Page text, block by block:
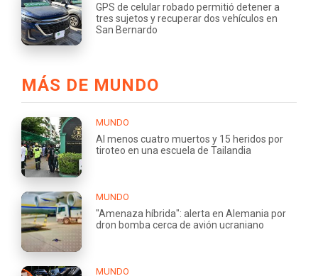
GPS de celular robado permitió detener a
tres sujetos y recuperar dos vehículos en
San Bernardo
MÁS DE MUNDO
MUNDO
Al menos cuatro muertos y 15 heridos por
tiroteo en una escuela de Tailandia
MUNDO
"Amenaza híbrida": alerta en Alemania por
dron bomba cerca de avión ucraniano
MUNDO